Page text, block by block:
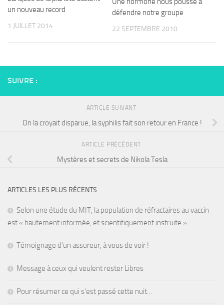
un nouveau record
1 JUILLET 2014
défendre notre groupe
22 SEPTEMBRE 2010
SUIVRE :
ARTICLE SUIVANT
On la croyait disparue, la syphilis fait son retour en France !
ARTICLE PRÉCÉDENT
Mystères et secrets de Nikola Tesla
ARTICLES LES PLUS RÉCENTS
Selon une étude du MIT, la population de réfractaires au vaccin
est « hautement informée, et scientifiquement instruite »
Témoignage d’un assureur, à vous de voir !
Message à ceux qui veulent rester Libres
Pour résumer ce qui s’est passé cette nuit…